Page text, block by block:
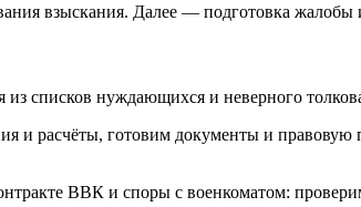
взыскания. Далее — подготовка
нуждающихся и неверного
и расчёты, готовим документы и